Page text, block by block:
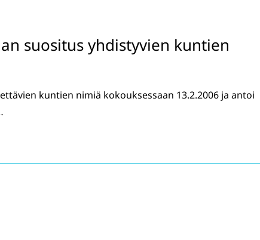
suositus yhdistyvien kuntien
kuntien nimiä kokouksessaan 13.2.2006 ja antoi